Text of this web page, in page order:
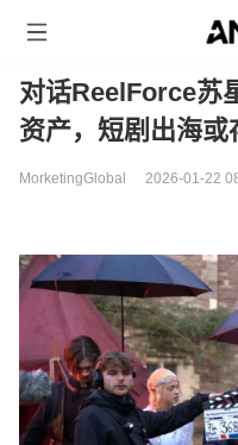
对话ReelForce苏
资产，短剧出海
MorketingGlobal 2026-01-22